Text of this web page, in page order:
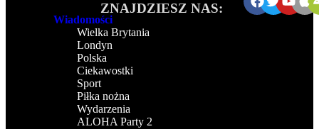
Wiadomości
Wielka Brytania
Londyn
Polska
Ciekawostki
Sport
Piłka nożna
Wydarzenia
ALOHA Party 2
ZNAJDZIESZ NAS: